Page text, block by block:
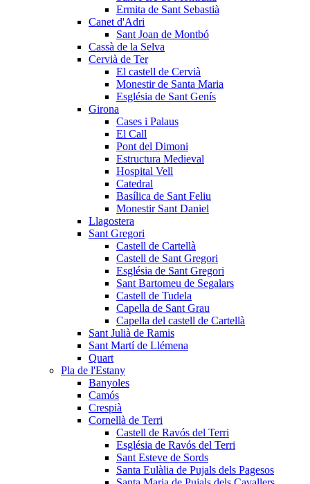
Ermita de Sant Sebastià
Canet d'Adri
Sant Joan de Montbó
Cassà de la Selva
Cervià de Ter
El castell de Cervià
Monestir de Santa Maria
Església de Sant Genís
Girona
Cases i Palaus
El Call
Pont del Dimoni
Estructura Medieval
Hospital Vell
Catedral
Basílica de Sant Feliu
Monestir Sant Daniel
Llagostera
Sant Gregori
Castell de Cartellà
Castell de Sant Gregori
Església de Sant Gregori
Sant Bartomeu de Segalars
Castell de Tudela
Capella de Sant Grau
Capella del castell de Cartellà
Sant Julià de Ramis
Sant Martí de Llémena
Quart
Pla de l'Estany
Banyoles
Camós
Crespià
Cornellà de Terri
Castell de Ravós del Terri
Església de Ravós del Terri
Sant Esteve de Sords
Santa Eulàlia de Pujals dels Pagesos